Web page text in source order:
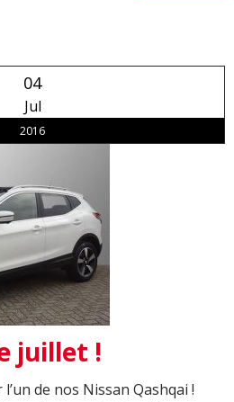
04
Jul
2016
juillet !
de nos Nissan Qashqai !